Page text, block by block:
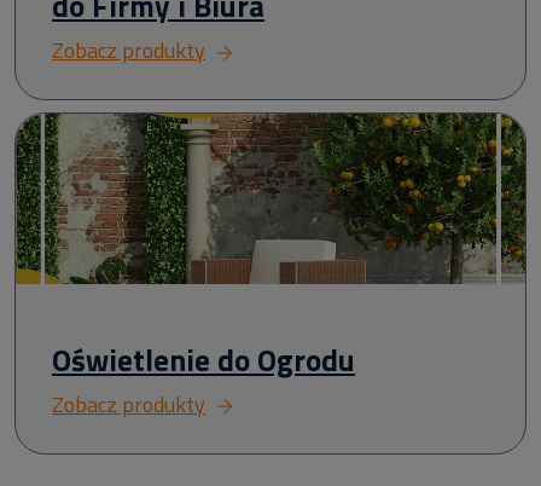
Zobacz produkty
Oświetlenie do Ogrodu
Zobacz produkty